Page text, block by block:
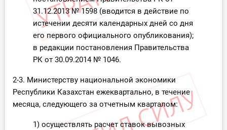
31.12.2013 № 1598 (вводится в действие по
истечении десяти календарных дней со дня
его первого официального опубликования);
в редакции постановления Правительства
РК от 30.09.2014 № 1046.
2-3. Министерству национальной экономики
Республики Казахстан ежеквартально, в течение
месяца, следующего за отчетным кварталом:
1) осуществлять расчет ставок вывозных